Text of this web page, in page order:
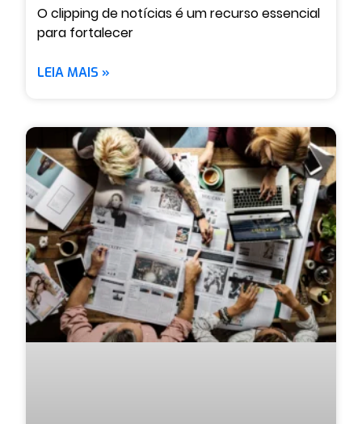
O clipping de notícias é um recurso essencial
para fortalecer
LEIA MAIS »